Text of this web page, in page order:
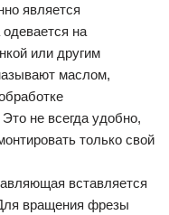
является
на
или другим
маслом,
не всегда удобно,
только свой
вставляется
вращения фрезы